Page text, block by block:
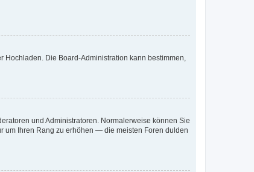
Hochladen. Die Board-Administration kann bestimmen,
und Administratoren. Normalerweise können Sie
um Ihren Rang zu erhöhen — die meisten Foren dulden